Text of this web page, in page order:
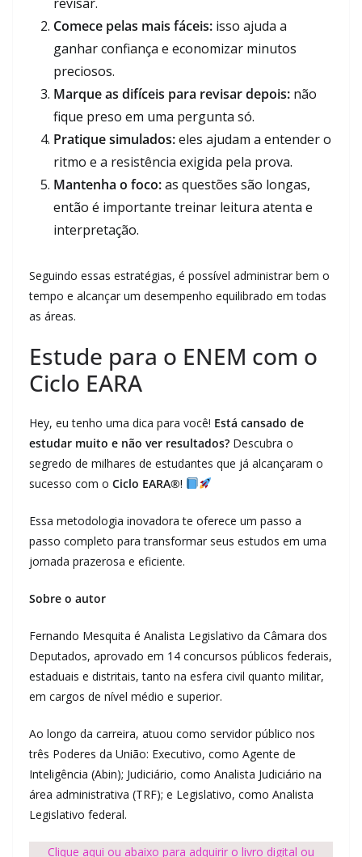
Comece pelas mais fáceis: isso ajuda a
ganhar confiança e economizar minutos
preciosos.
Marque as difíceis para revisar depois: não
fique preso em uma pergunta só.
Pratique simulados:eles ajudam a entender o
ritmo e a resistência exigida pela prova.
Mantenha o foco:as questões são longas,
então é importante treinar leitura atenta e
interpretação.
Seguindo essas estratégias, é possível administrar bem o
tempo e alcançar um desempenho equilibrado em todas
as áreas.
Estude para o ENEM com o
Ciclo EARA
Hey, eu tenho uma dica para você! Está cansado de
estudar muito e não ver resultados? Descubra o
segredo de milhares de estudantes que já alcançaram o
sucesso com o Ciclo EARA®!
Essa metodologia inovadora te oferece um passo a
passo completo para transformar seus estudos em uma
jornada prazerosa e eficiente.
Sobre o autor
Fernando Mesquita é Analista Legislativo da Câmara dos
Deputados, aprovado em 14 concursos públicos federais,
estaduais e distritais, tanto na esfera civil quanto militar,
em cargos de nível médio e superior.
Ao longo da carreira, atuou como servidor público nos
três Poderes da União: Executivo, como Agente de
Inteligência (Abin); Judiciário, como Analista Judiciário na
área administrativa (TRF); e Legislativo, como Analista
Legislativo federal.
Clique aqui ou abaixo para adquirir o livro digital ou